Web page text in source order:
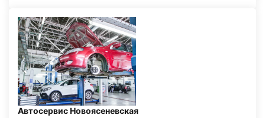
Автосервис Новоясеневская